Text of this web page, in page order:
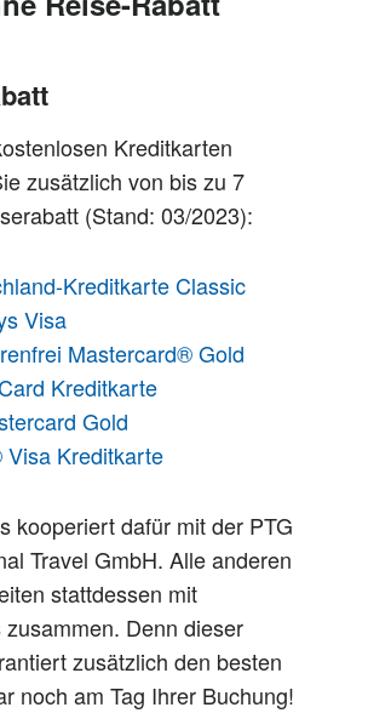
Kreditkarten
zusätzlich von bis zu 7
(Stand: 03/2023):
Kreditkarte Classic
Visa
Mastercard® Gold
Kreditkarte
Gold
Kreditkarte
kooperiert dafür mit der PTG
Travel GmbH. Alle anderen
stattdessen mit
Denn dieser
zusätzlich den besten
noch am Tag Ihrer Buchung!